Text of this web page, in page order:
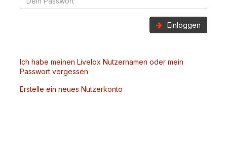
Einloggen
Ich habe meinen Livelox Nutzernamen oder mein
Passwort vergessen
Erstelle ein neues Nutzerkonto